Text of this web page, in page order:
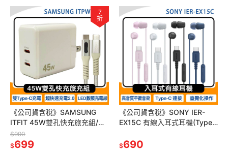
7
折
《公司貨含稅》SAMSUNG
ITFIT 45W雙孔快充旅充組/內
含LED快充線(ITPW37BE)
$990
$699
《公司貨含稅》SONY IER-
EX15C 有線入耳式耳機(Type-
$690